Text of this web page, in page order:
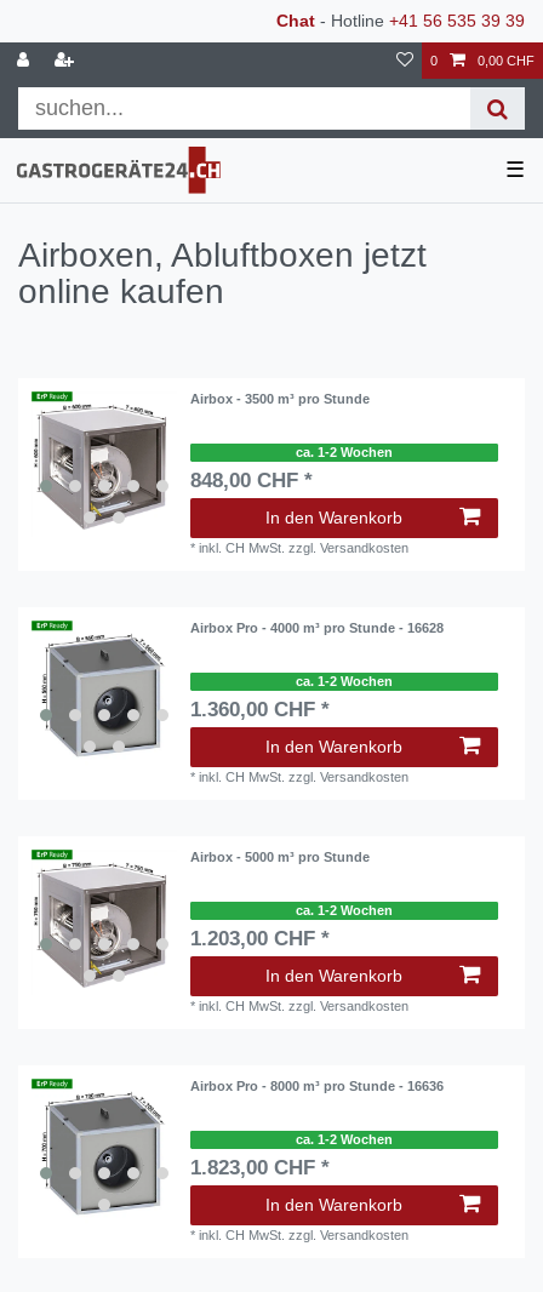
Chat - Hotline +41 56 535 39 39
0 0,00 CHF
☰
Airboxen, Abluftboxen jetzt
online kaufen
Airbox - 3500 m³ pro Stunde
ca. 1-2 Wochen
848,00 CHF *
In den Warenkorb
*inkl. CH MwSt. zzgl.Versandkosten
Airbox Pro - 4000 m³ pro Stunde - 16628
ca. 1-2 Wochen
1.360,00 CHF *
In den Warenkorb
*inkl. CH MwSt. zzgl.Versandkosten
Airbox - 5000 m³ pro Stunde
ca. 1-2 Wochen
1.203,00 CHF *
In den Warenkorb
*inkl. CH MwSt. zzgl.Versandkosten
Airbox Pro - 8000 m³ pro Stunde - 16636
ca. 1-2 Wochen
1.823,00 CHF *
In den Warenkorb
*inkl. CH MwSt. zzgl.Versandkosten